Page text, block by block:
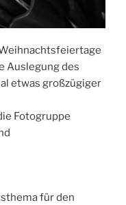
Auslegung des
etwas großzügiger
Fotogruppe
für den